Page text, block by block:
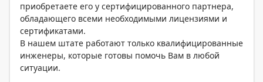
приобретаете его у сертифицированного партнера,
обладающего всеми необходимыми лицензиями и
сертификатами.
В нашем штате работают только квалифицированные
инженеры, которые готовы помочь Вам в любой
ситуации.